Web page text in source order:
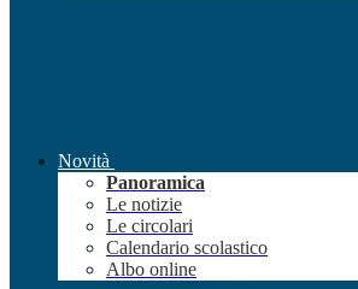
Novità
Panoramica
Le notizie
Le circolari
Calendario scolastico
Albo online